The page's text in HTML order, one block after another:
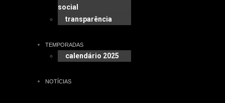
social
transparência
TEMPORADAS
calendário 2025
NOTÍCIAS